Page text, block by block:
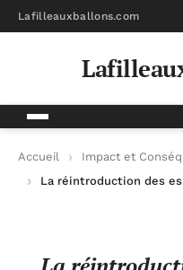
Lafilleauxballons.com
Accueil
Impact et
La réintroduction des